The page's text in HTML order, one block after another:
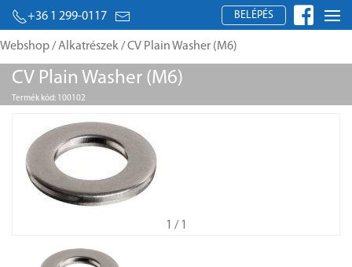
+36 1 299-0117 BELÉPÉS
Webshop/Alkatrészek/ CV Plain Washer (M6)
CV Plain Washer (M6)
Termék kód: 100102
1 / 1